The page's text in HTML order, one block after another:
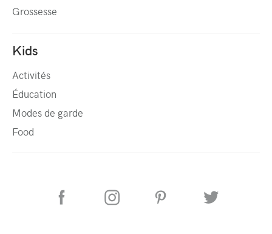
Grossesse
Kids
Activités
Éducation
Modes de garde
Food